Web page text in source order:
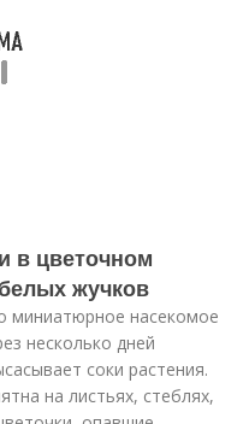
в цветочном
жучков
миниатюрное насекомое
несколько дней
соки растения.
на листьях, стеблях,